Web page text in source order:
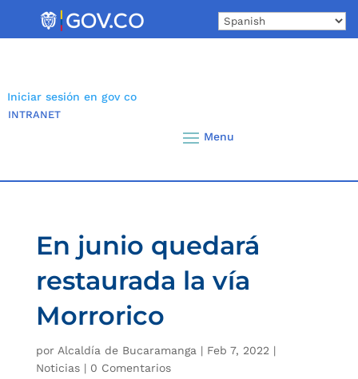
Iniciar sesión en gov co
INTRANET
En junio quedará
restaurada la vía
Morrorico
por Alcaldía de Bucaramanga | Feb 7, 2022 |
Noticias| 0 Comentarios